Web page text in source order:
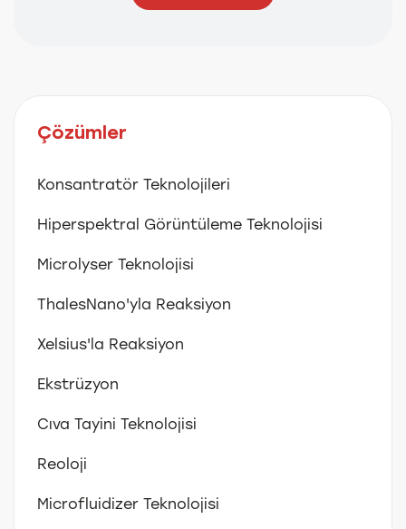
Çözümler
Konsantratör Teknolojileri
Hiperspektral Görüntüleme Teknolojisi
Microlyser Teknolojisi
ThalesNano'yla Reaksiyon
Xelsius'la Reaksiyon
Ekstrüzyon
Cıva Tayini Teknolojisi
Reoloji
Microfluidizer Teknolojisi